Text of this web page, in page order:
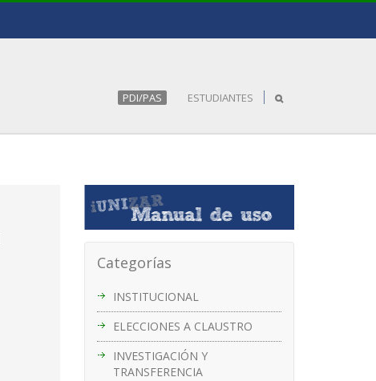
PDI/PAS ESTUDIANTES
Categorías
INSTITUCIONAL
ELECCIONES A CLAUSTRO
INVESTIGACIÓN Y
TRANSFERENCIA